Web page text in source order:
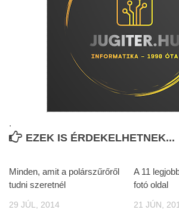
.
EZEK IS ÉRDEKELHETNEK...
Minden, amit a polárszűrőről
tudni szeretnél
29 JÚL, 2014
A 11
fotó oldal
21 JÚN,